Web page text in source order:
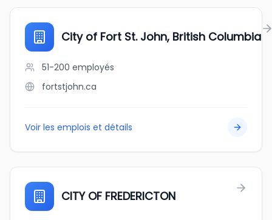
City of Fort St. John, British Columbia
51-200 employés
fortstjohn.ca
Voir les emplois et détails
CITY OF FREDERICTON